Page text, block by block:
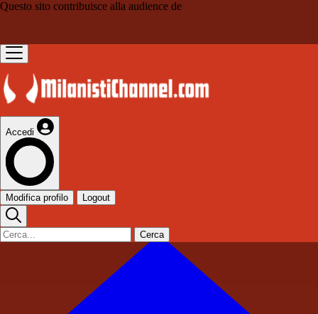
Questo sito contribuisce alla audience de
Accedi
Modifica profilo Logout
Cerca